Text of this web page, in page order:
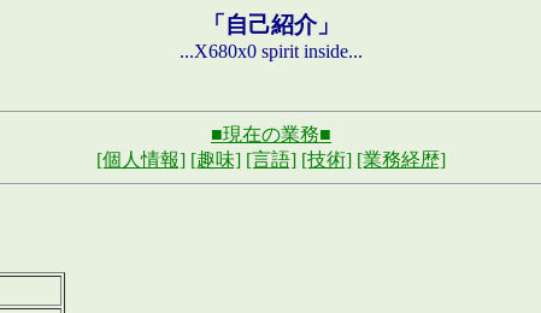
「自己紹介」
...X680x0 spirit inside...
■現在の業務■
[個人情報] [趣味] [言語] [技術] [業務経歴]